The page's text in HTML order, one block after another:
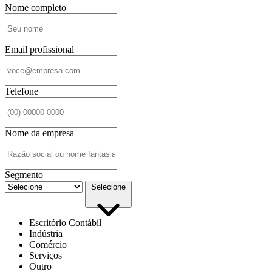
Nome completo
Email profissional
Telefone
Nome da empresa
Segmento
Selecione
Escritório Contábil
Indústria
Comércio
Serviços
Outro